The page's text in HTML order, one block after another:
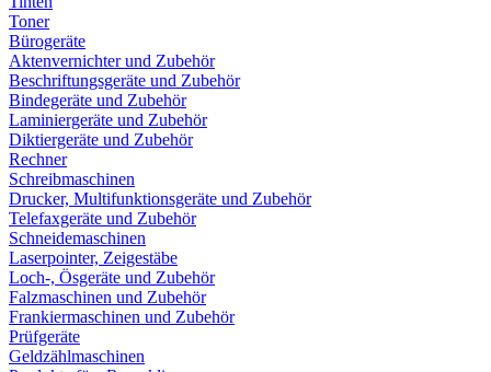
Toner
Bürogeräte
Aktenvernichter und Zubehör
Beschriftungsgeräte und Zubehör
Bindegeräte und Zubehör
Laminiergeräte und Zubehör
Diktiergeräte und Zubehör
Rechner
Schreibmaschinen
Drucker, Multifunktionsgeräte und Zubehör
Telefaxgeräte und Zubehör
Schneidemaschinen
Laserpointer, Zeigestäbe
Loch-, Ösgeräte und Zubehör
Falzmaschinen und Zubehör
Frankiermaschinen und Zubehör
Prüfgeräte
Geldzählmaschinen